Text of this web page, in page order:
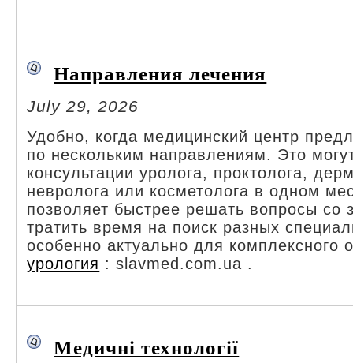
Направления лечения
July 29, 2026
Удобно, когда медицинский центр
по нескольким направлениям. Это
консультации уролога, проктолога,
невролога или косметолога в одном
позволяет быстрее решать вопросы со
тратить время на поиск разных
особенно актуально для комплексного
урология : slavmed.com.ua .
Медичні технології